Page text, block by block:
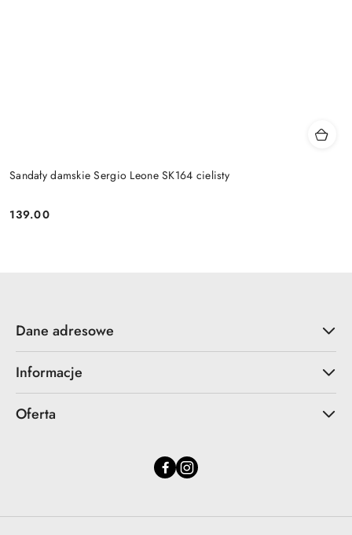
Sandały damskie Sergio Leone SK164 cielisty
Cena:
139.00
Dane adresowe
Informacje
Oferta